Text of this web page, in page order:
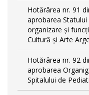
Hotărârea nr. 91
aprobarea
organizare și
Cultură și Arte
Hotărârea nr. 92
aprobarea
Spitalului de